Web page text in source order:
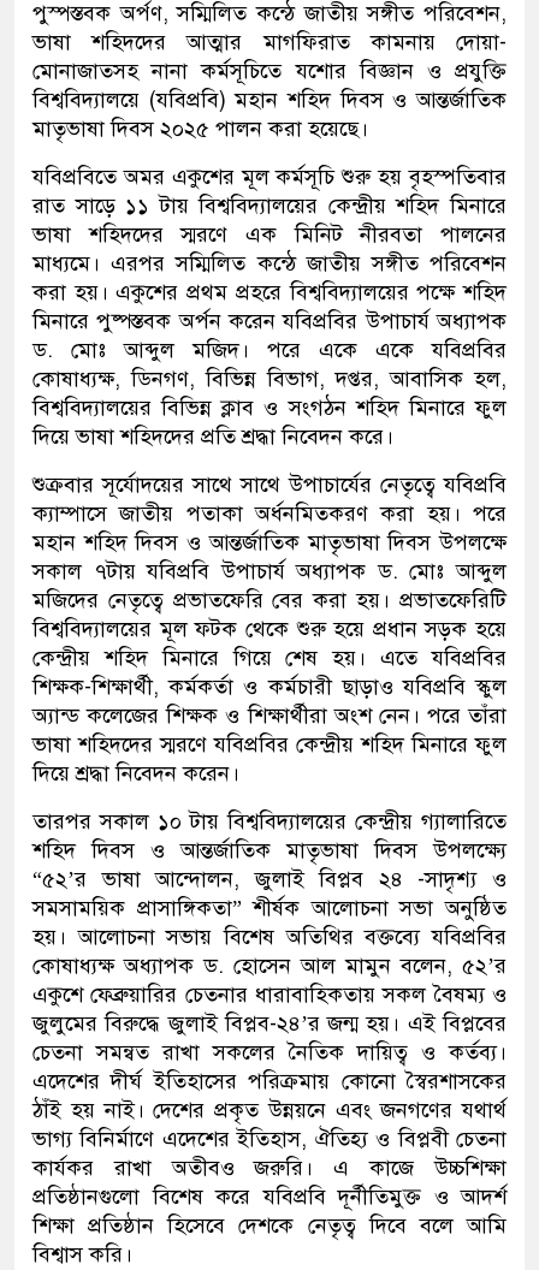
পুস্পস্তবক অর্পণ, সম্মিলিত কন্ঠে জাতীয় সঙ্গীত পরিবেশন,
ভাষা শহিদদের আত্মার মাগফিরাত কামনায় দোয়া-
মোনাজাতসহ নানা কর্মসূচিতে যশোর বিজ্ঞান ও প্রযুক্তি
বিশ্ববিদ্যালয়ে (যবিপ্রবি) মহান শহিদ দিবস ও আন্তর্জাতিক
মাতৃভাষা দিবস ২০২৫ পালন করা হয়েছে।
যবিপ্রবিতে অমর একুশের মূল কর্মসূচি শুরু হয় বৃহস্পতিবার
রাত সাড়ে ১১ টায় বিশ্ববিদ্যালয়ের কেন্দ্রীয় শহিদ মিনারে
ভাষা শহিদদের স্মরণে এক মিনিট নীরবতা পালনের
মাধ্যমে। এরপর সম্মিলিত কন্ঠে জাতীয় সঙ্গীত পরিবেশন
করা হয়। একুশের প্রথম প্রহরে বিশ্ববিদ্যালয়ের পক্ষে শহিদ
মিনারে পুষ্পস্তবক অর্পন করেন যবিপ্রবির উপাচার্য অধ্যাপক
ড. মোঃ আব্দুল মজিদ। পরে একে একে যবিপ্রবির
কোষাধ্যক্ষ, ডিনগণ, বিভিন্ন বিভাগ, দপ্তর, আবাসিক হল,
বিশ্ববিদ্যালয়ের বিভিন্ন ক্লাব ও সংগঠন শহিদ মিনারে ফুল
দিয়ে ভাষা শহিদদের প্রতি শ্রদ্ধা নিবেদন করে।
শুক্রবার সূর্যোদয়ের সাথে সাথে উপাচার্যের নেতৃত্বে যবিপ্রবি
ক্যাম্পাসে জাতীয় পতাকা অর্ধনমিতকরণ করা হয়। পরে
মহান শহিদ দিবস ও আন্তর্জাতিক মাতৃভাষা দিবস উপলক্ষে
সকাল ৭টায় যবিপ্রবি উপাচার্য অধ্যাপক ড. মোঃ আব্দুল
মজিদের নেতৃত্বে প্রভাতফেরি বের করা হয়। প্রভাতফেরিটি
বিশ্ববিদ্যালয়ের মূল ফটক থেকে শুরু হয়ে প্রধান সড়ক হয়ে
কেন্দ্রীয় শহিদ মিনারে গিয়ে শেষ হয়। এতে যবিপ্রবির
শিক্ষক-শিক্ষার্থী, কর্মকর্তা ও কর্মচারী ছাড়াও যবিপ্রবি স্কুল
অ্যান্ড কলেজের শিক্ষক ও শিক্ষার্থীরা অংশ নেন। পরে তাঁরা
ভাষা শহিদদের স্মরণে যবিপ্রবির কেন্দ্রীয় শহিদ মিনারে ফুল
দিয়ে শ্রদ্ধা নিবেদন করেন।
তারপর সকাল ১০ টায় বিশ্ববিদ্যালয়ের কেন্দ্রীয় গ্যালারিতে
শহিদ দিবস ও আন্তর্জাতিক মাতৃভাষা দিবস উপলক্ষ্যে
“৫২’র ভাষা আন্দোলন, জুলাই বিপ্লব ২৪ -সাদৃশ্য ও
সমসাময়িক প্রাসাঙ্গিকতা” শীর্ষক আলোচনা সভা অনুষ্ঠিত
হয়। আলোচনা সভায় বিশেষ অতিথির বক্তব্যে যবিপ্রবির
কোষাধ্যক্ষ অধ্যাপক ড. হোসেন আল মামুন বলেন, ৫২’র
একুশে ফেব্রুয়ারির চেতনার ধারাবাহিকতায় সকল বৈষম্য ও
জুলুমের বিরুদ্ধে জুলাই বিপ্লব-২৪’র জন্ম হয়। এই বিপ্লবের
চেতনা সমন্বত রাখা সকলের নৈতিক দায়িত্ব ও কর্তব্য।
এদেশের দীর্ঘ ইতিহাসের পরিক্রমায় কোনো স্বৈরশাসকের
ঠাঁই হয় নাই। দেশের প্রকৃত উন্নয়নে এবং জনগণের যথার্থ
ভাগ্য বিনির্মাণে এদেশের ইতিহাস, ঐতিহ্য ও বিপ্লবী চেতনা
কার্যকর রাখা অতীবও জরুরি। এ কাজে উচ্চশিক্ষা
প্রতিষ্ঠানগুলো বিশেষ করে যবিপ্রবি দূর্নীতিমুক্ত ও আদর্শ
শিক্ষা প্রতিষ্ঠান হিসেবে দেশকে নেতৃত্ব দিবে বলে আমি
বিশ্বাস করি।